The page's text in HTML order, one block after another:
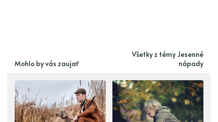
Mohlo by vás zaujať
Všetky z témy Jesenné
nápady